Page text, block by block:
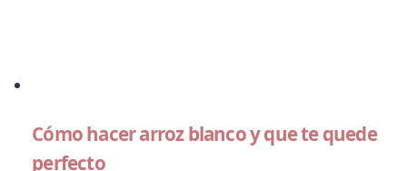
Cómo hacer arroz blanco y que te quede
perfecto